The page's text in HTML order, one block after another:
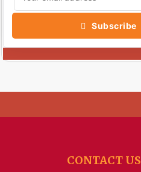
Subscribe
CONTACT US